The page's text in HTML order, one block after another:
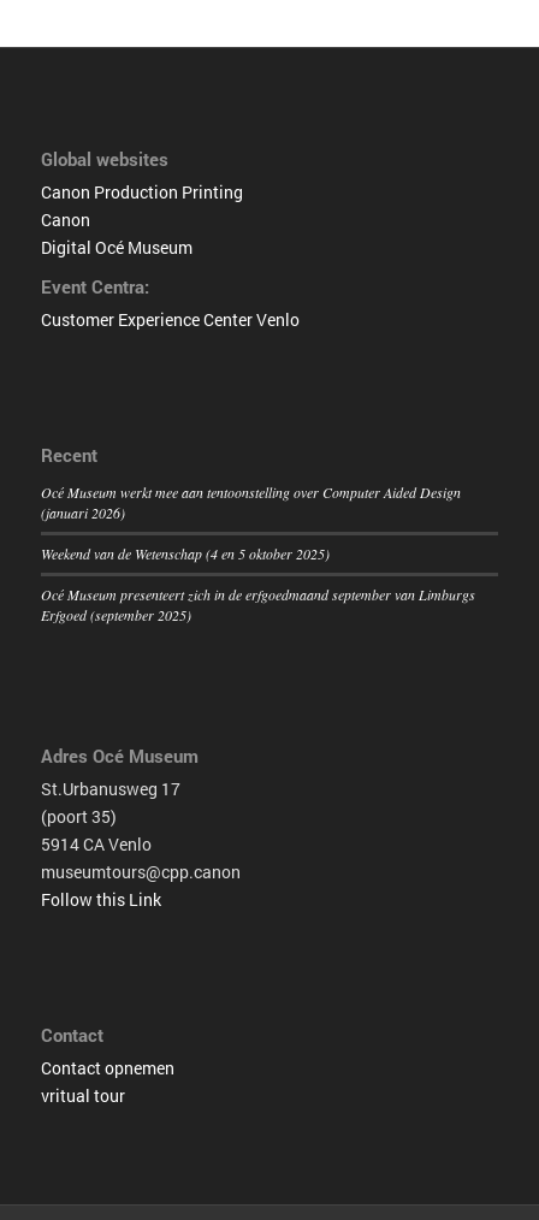
Global websites
Canon Production Printing
Canon
Digital Océ Museum
Event Centra:
Customer Experience Center Venlo
Recent
Océ Museum werkt mee aan tentoonstelling over Computer Aided Design
(januari 2026)
Weekend van de Wetenschap (4 en 5 oktober 2025)
Océ Museum presenteert zich in de erfgoedmaand september van Limburgs
Erfgoed (september 2025)
Adres Océ Museum
St.Urbanusweg 17
(poort 35)
5914 CA Venlo
museumtours@cpp.canon
Follow this Link
Contact
Contact opnemen
vritual tour